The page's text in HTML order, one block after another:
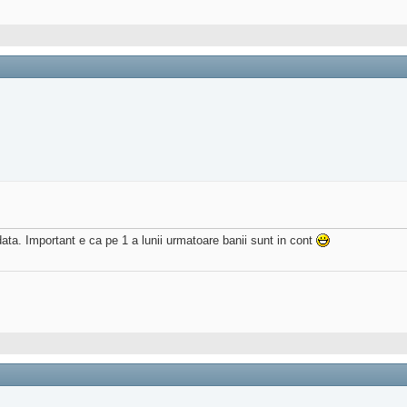
Important e ca pe 1 a lunii urmatoare banii sunt in cont